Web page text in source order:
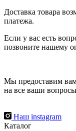
Доставка товара
платежа.
Если у вас есть
позвоните нашему
Мы предоставим
на все ваши
Наш instagram
Каталог